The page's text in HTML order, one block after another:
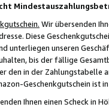
Wir übersenden
Diese
unterliegen unseren
bis der fällige
den in der
Geschenkgutschein ist
Ihnen einen Scheck in